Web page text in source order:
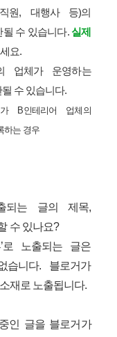
원, 대행사 등)의
될 수 있습니다.실제
요.
업체가 운영하는
수 있습니다.
B인테리어 업체의
하는 경우
되는 글의 제목,
수 있나요?
로 노출되는 글은
니다. 블로거가
재로 노출됩니다.
인 글을 블로거가